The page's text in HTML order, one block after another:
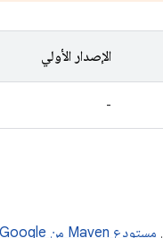
الإصدار الأولي
-
مستودع Maven من Google